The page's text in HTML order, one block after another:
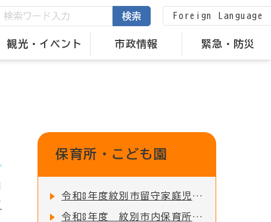
観光・イベント 市政情報 緊急・防災
検索 Foreign Language
保育所・こども園
令和8年度紋別市留守家庭児童園の入園申込受付を開始しました！
令和8年度 紋別市内保育所・認定こども園 入所児童募集のお知らせ